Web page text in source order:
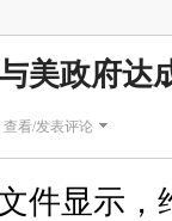
美政府达
查看/发表评论
显示，